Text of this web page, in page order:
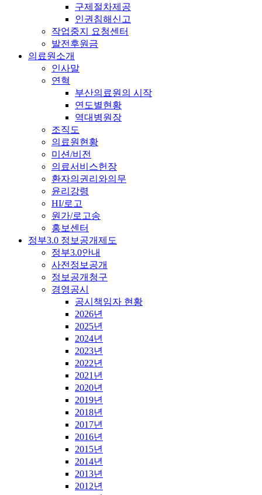
구제절차제공
인권침해신고
작업중지 요청센터
발전후원금
의료원소개
인사말
연혁
부산의료원의 시작
연도별현황
역대병원장
조직도
의료원현황
미션/비전
의료서비스헌장
환자의권리와의무
윤리강령
HI/로고
원가/로고송
홍보센터
정부3.0 정보공개제도
정부3.0안내
사전정보공개
정보공개청구
경영공시
공시책임자 현황
2026년
2025년
2024년
2023년
2022년
2021년
2020년
2019년
2018년
2017년
2016년
2015년
2014년
2013년
2012년